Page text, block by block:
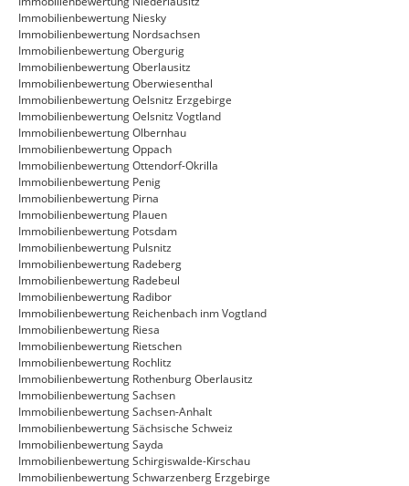
Immobilienbewertung Niesky
Immobilienbewertung Nordsachsen
Immobilienbewertung Obergurig
Immobilienbewertung Oberlausitz
Immobilienbewertung Oberwiesenthal
Immobilienbewertung Oelsnitz Erzgebirge
Immobilienbewertung Oelsnitz Vogtland
Immobilienbewertung Olbernhau
Immobilienbewertung Oppach
Immobilienbewertung Ottendorf-Okrilla
Immobilienbewertung Penig
Immobilienbewertung Pirna
Immobilienbewertung Plauen
Immobilienbewertung Potsdam
Immobilienbewertung Pulsnitz
Immobilienbewertung Radeberg
Immobilienbewertung Radebeul
Immobilienbewertung Radibor
Immobilienbewertung Reichenbach inm Vogtland
Immobilienbewertung Riesa
Immobilienbewertung Rietschen
Immobilienbewertung Rochlitz
Immobilienbewertung Rothenburg Oberlausitz
Immobilienbewertung Sachsen
Immobilienbewertung Sachsen-Anhalt
Immobilienbewertung Sächsische Schweiz
Immobilienbewertung Sayda
Immobilienbewertung Schirgiswalde-Kirschau
Immobilienbewertung Schwarzenberg Erzgebirge